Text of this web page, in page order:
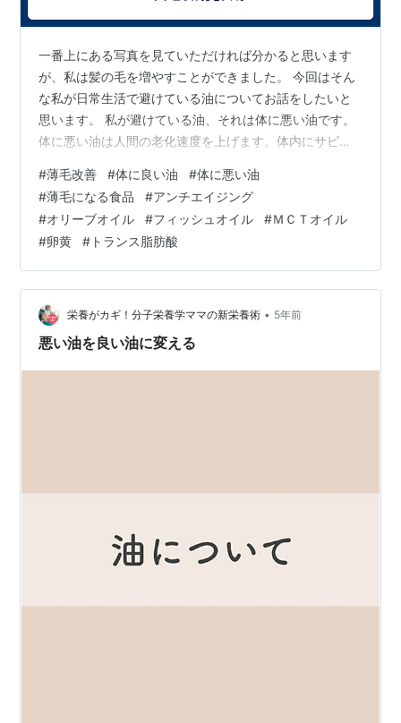
一番上にある写真を見ていただければ分かると思います
が、私は髪の毛を増やすことができました。 今回はそん
な私が日常生活で避けている油についてお話をしたいと
思います。 私が避けている油、それは体に悪い油です。
体に悪い油は人間の老化速度を上げます。体内にサビを
が劣化すると人間は老化します。老化は薄毛と密接な関
係にあり、老化＝薄毛と言っても過言ではないです。体
に悪い油を継続的に摂取し続けると髪の毛は弱くなり、
抜け毛も増えます。だから私は体に悪い油を口にしない
ようにしています。 私が避けている体に悪い油 ・サラダ
油 ・バター ・マーガリン ・牛肉の脂 …
#薄毛改善 #体に良い油 #体に悪い油
#薄毛になる食品 #アンチエイジング
#オリーブオイル #フィッシュオイル #ＭＣＴオイル
#卵黄 # トランス脂肪酸
栄養がカギ！分子栄養学ママの新栄養術 • 5年前
悪い油を良い油に変える